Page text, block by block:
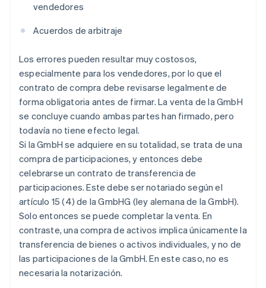
vendedores
Acuerdos de arbitraje
Los errores pueden resultar muy costosos,
especialmente para los vendedores, por lo que el
contrato de compra debe revisarse legalmente de
forma obligatoria antes de firmar. La venta de la GmbH
se concluye cuando ambas partes han firmado, pero
todavía no tiene efecto legal.
Si la GmbH se adquiere en su totalidad, se trata de una
compra de participaciones, y entonces debe
celebrarse un contrato de transferencia de
participaciones. Este debe ser notariado según el
artículo 15 (4) de la GmbHG (ley alemana de la GmbH).
Solo entonces se puede completar la venta. En
contraste, una compra de activos implica únicamente la
transferencia de bienes o activos individuales, y no de
las participaciones de la GmbH. En este caso, no es
necesaria la notarización.